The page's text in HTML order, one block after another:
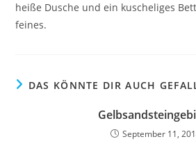
heiße Dusche und ein kuscheliges
feines.
DAS KÖNNTE DIR AUCH
September 11,